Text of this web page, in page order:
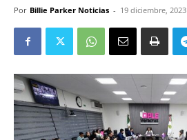
Por Billie Parker Noticias - 19 diciembre, 2023